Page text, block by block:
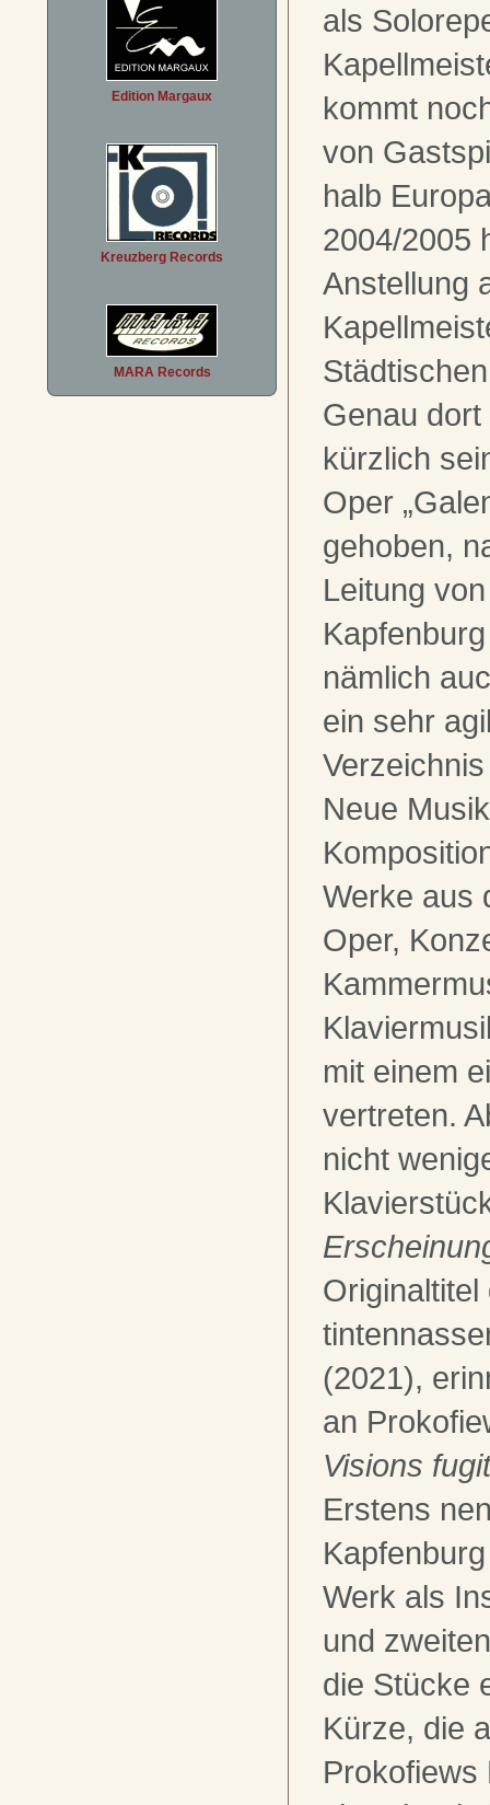
Edition Margaux
Kreuzberg Records
MARA Records
als
kommt
von
halb
2004/2005
Anstellung
Genau
kürzlich
Oper
gehoben,
Leitung
nämlich
ein sehr
Neue
Werke aus
Oper,
mit einem
vertreten.
nicht
(2021),
an
Visions
Erstens
Werk als
und
die Stücke
Kürze, die
Prokofiews